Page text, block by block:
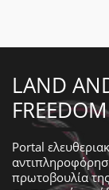
LAND
FREEDOM
Portal
πρωτοβουλία της